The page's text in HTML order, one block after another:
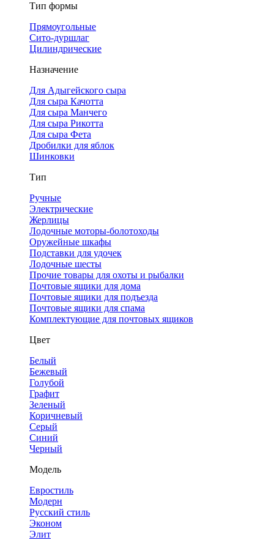
Тип формы
Прямоугольные
Сито-дуршлаг
Цилиндрические
Назначение
Для Адыгейского сыра
Для сыра Качотта
Для сыра Манчего
Для сыра Рикотта
Для сыра Фета
Дробилки для яблок
Шинковки
Тип
Ручные
Электрические
Жерлицы
Лодочные моторы-болотоходы
Оружейные шкафы
Подставки для удочек
Лодочные шесты
Прочие товары для охоты и рыбалки
Почтовые ящики для дома
Почтовые ящики для подъезда
Почтовые ящики для спама
Комплектующие для почтовых ящиков
Цвет
Белый
Бежевый
Голубой
Графит
Зеленый
Коричневый
Серый
Синий
Черный
Модель
Евростиль
Модерн
Русский стиль
Эконом
Элит